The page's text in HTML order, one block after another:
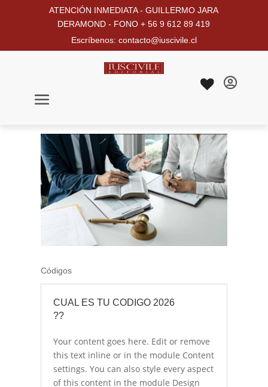
ATENCIÓN INMEDIATA - GUILLERMO JARA
DERAMOND - FONO + 56 9 612 89 419
Escríbenos: contacto@iuscivile.cl

Códigos
CUAL ES TU CODIGO 2026
??
Your content goes here. Edit or remove
this text inline or in the module Content
settings. You can also style every aspect
of this content in the module Design